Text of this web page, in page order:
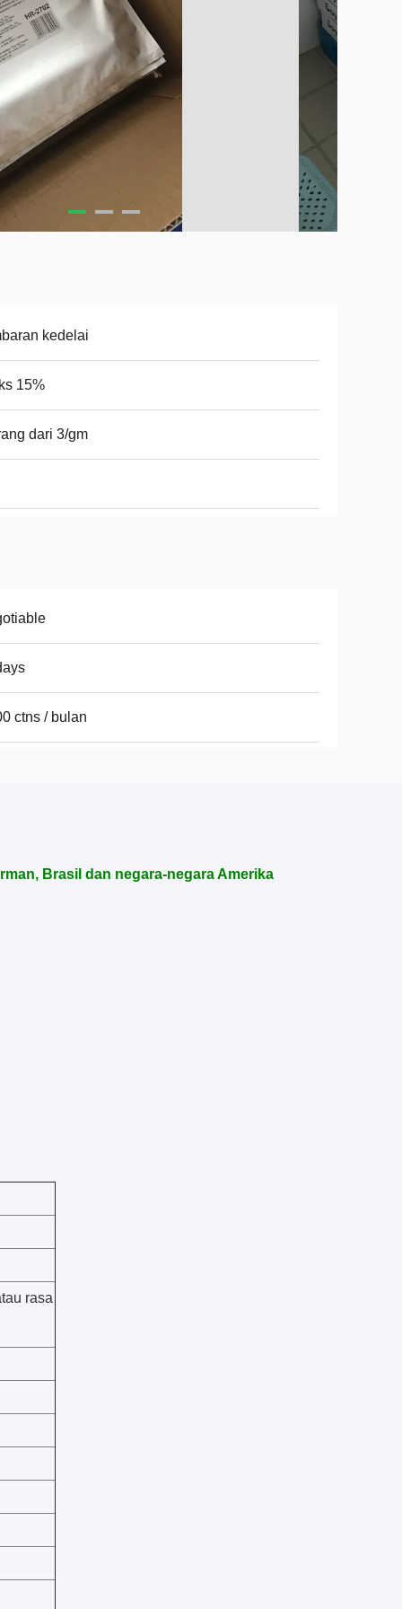
kedelai
15%
dari 3/gm
ctns / bulan
Brasil dan negara-negara Amerika
rasa